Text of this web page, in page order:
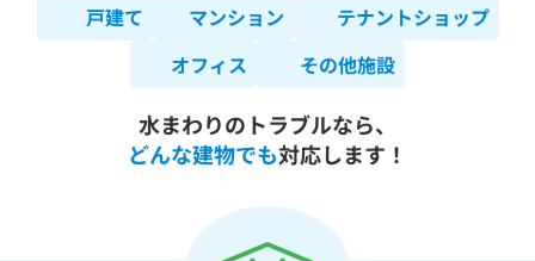
戸建て マンション
テナントショップ
オフィス
その他施設
水まわりのトラブルなら、
どんな建物でも対応します！